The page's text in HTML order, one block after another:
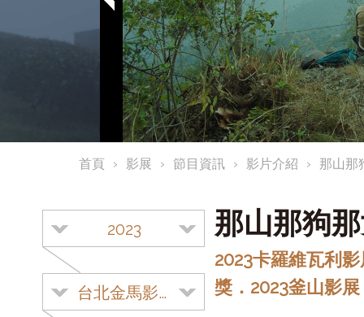
首頁 影展 節目資訊 影片介紹 那山那
2023
台北金馬影展
那山那狗
2023卡羅維瓦利
獎．2023釜山影展